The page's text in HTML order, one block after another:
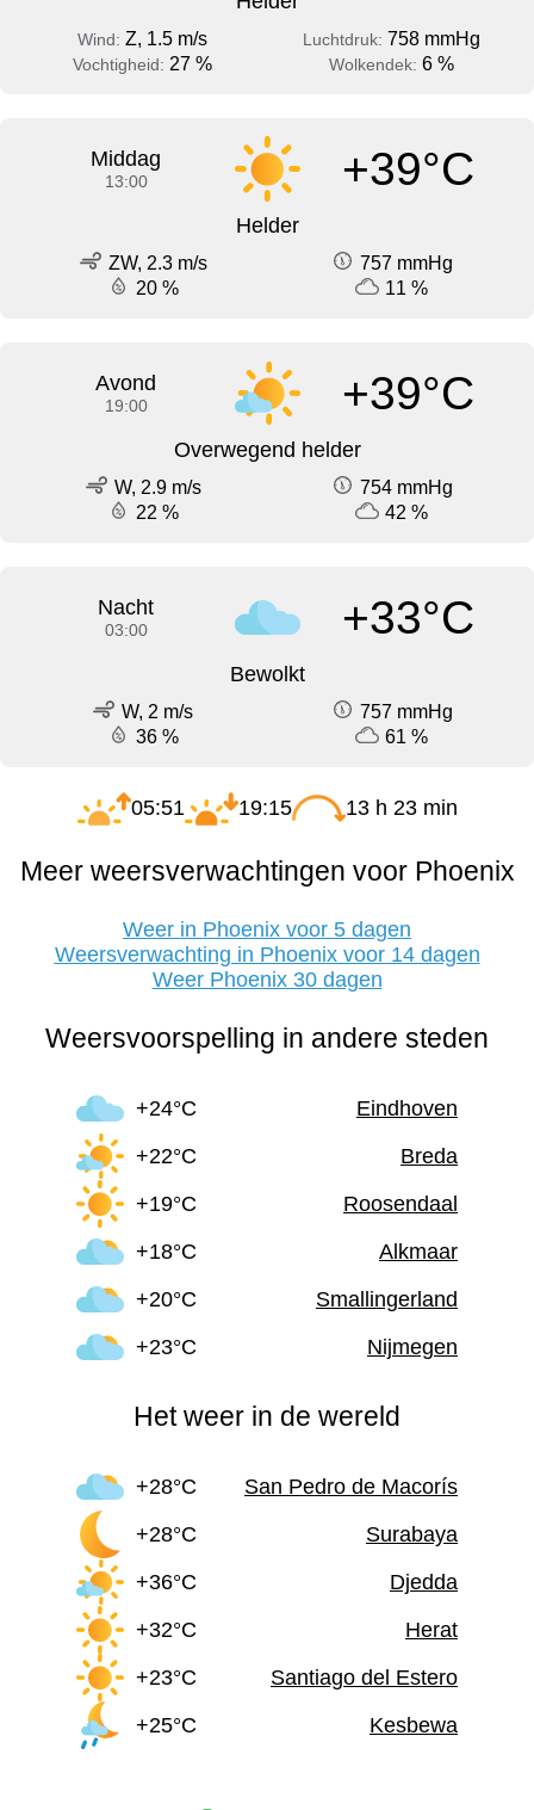
Wind: Z, 1.5 m/s Luchtdruk: 758 mmHg
Vochtigheid: 27 % Wolkendek: 6 %
Middag
13:00 +39°C
Helder
ZW, 2.3 m/s
757 mmHg
20 %
11 %
Avond
19:00 +39°C
Overwegend helder
W, 2.9 m/s
754 mmHg
22 %
42 %
Nacht
03:00 +33°C
Bewolkt
W, 2 m/s
757 mmHg
36 %
61 %
05:51 19:15 13 h 23 min
Meer weersverwachtingen voor Phoenix
Weer in Phoenix voor 5 dagen
Weersverwachting in Phoenix voor 14 dagen
Weer Phoenix 30 dagen
Weersvoorspelling in andere steden
+24°C
Eindhoven
+22°C
Breda
+19°C
Roosendaal
+18°C
Alkmaar
+20°C
Smallingerland
+23°C
Nijmegen
Het weer in de wereld
+28°C
San Pedro de Macorís
+28°C
Surabaya
+36°C
Djedda
+32°C
Herat
+23°C
Santiago del Estero
+25°C
Kesbewa